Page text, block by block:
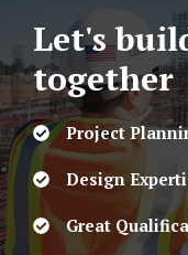
Let's
together
Project
Design
Great